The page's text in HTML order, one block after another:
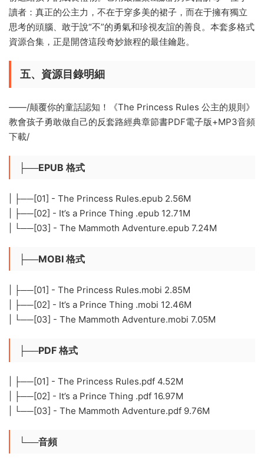
讀者：真正的公主力，不在于穿多美的裙子，而在于擁有獨立
思考的頭腦、敢于說“不”的勇氣和珍視友誼的善良。本套多格式
資源合集，正是開啓這段奇妙旅程的最佳鑰匙。
五、資源目錄明細
——/​颠覆你的童話認知！《The Princess Rules 公主的規則》
教會孩子勇敢做自己的反套路經典​章節書PDF電子版+MP3音頻
下載/
├──EPUB 格式
| ├──[01] - The Princess Rules.epub 2.56M
| ├──[02] - It’s a Prince Thing .epub 12.71M
| └──[03] - The Mammoth Adventure.epub 7.24M
├──MOBI 格式
| ├──[01] - The Princess Rules.mobi 2.85M
| ├──[02] - It’s a Prince Thing .mobi 12.46M
| └──[03] - The Mammoth Adventure.mobi 7.05M
├──PDF 格式
| ├──[01] - The Princess Rules.pdf 4.52M
| ├──[02] - It’s a Prince Thing .pdf 16.97M
| └──[03] - The Mammoth Adventure.pdf 9.76M
└──音頻